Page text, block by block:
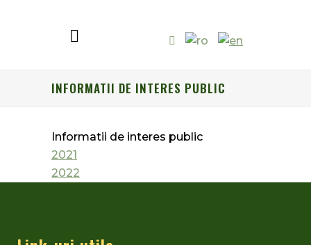
INFORMATII DE INTERES PUBLIC
Informatii de interes public
2021
2022